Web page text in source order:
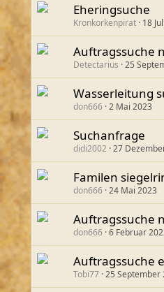
Eheringsuche
Kronkorkenpirat 18
Auftragssuche
Detectarius 25
Wasserleitung
don666 2 Mai 2023
Suchanfrage
didi2002 27
Familen
don666 24 Mai 2023
Auftragssuche
don666 6 Februar
Auftragssuche
Tobi77 25 September